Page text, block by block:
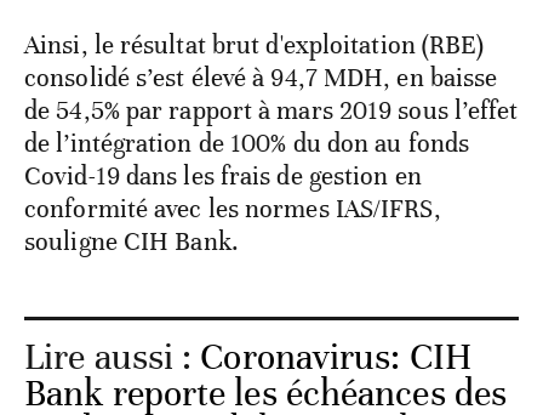
Ainsi, le résultat brut d'exploitation (RBE)
consolidé s’est élevé à 94,7 MDH, en baisse
de 54,5% par rapport à mars 2019 sous l’effet
de l’intégration de 100% du don au fonds
Covid-19 dans les frais de gestion en
conformité avec les normes IAS/IFRS,
souligne CIH Bank.
Lire aussi : Coronavirus: CIH
Bank reporte les échéances des